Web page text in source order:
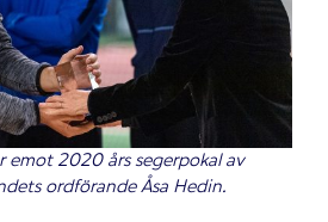
emot 2020 års segerpokal av
ordförande Åsa Hedin.